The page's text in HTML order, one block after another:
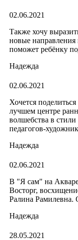
02.06.2021
Также хочу
новые
поможет ребёнку
Надежда
02.06.2021
Хочется
лучшем центре
волшебства в
педагогов-
Надежда
02.06.2021
В "Я сам" на
Восторг,
Ралина Рамилевна.
Надежда
28.05.2021